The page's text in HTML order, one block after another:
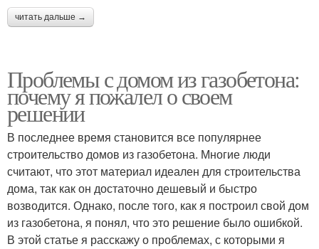
читать дальше →
Проблемы с домом из газобетона:
почему я пожалел о своем
решении
В последнее время становится все популярнее
строительство домов из газобетона. Многие люди
считают, что этот материал идеален для строительства
дома, так как он достаточно дешевый и быстро
возводится. Однако, после того, как я построил свой дом
из газобетона, я понял, что это решение было ошибкой.
В этой статье я расскажу о проблемах, с которыми я